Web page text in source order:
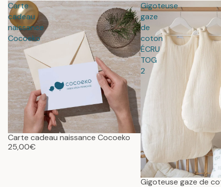
Carte
cadeau
naissance
Cocoeko
Carte cadeau naissance Cocoeko
25,00€
Gigoteuse
gaze
de
coton
ÉCRU
TOG
2
Gigoteuse gaze de